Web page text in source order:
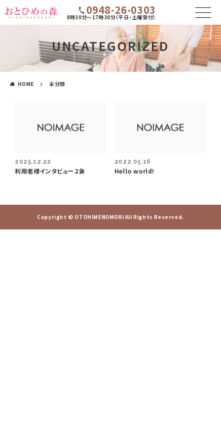
0948-26-0303
8時30分～17時30分（平日・土曜受付）
UNCATEGORIZED
未分類
HOME 未分類
2025.12.22
利用者様インタビュー２🎤
2022.05.16
Hello world!
Copyright © OTOHIMENOMORI All Rights Reserved.